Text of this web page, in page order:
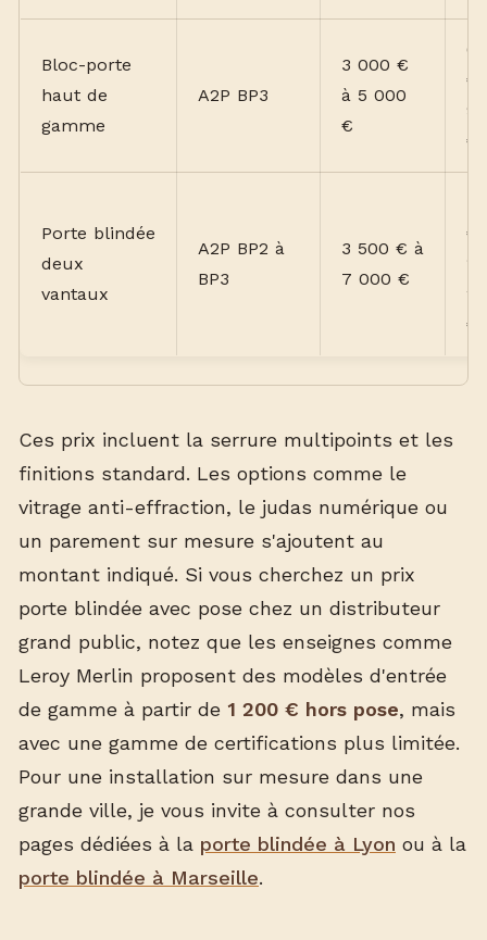
Bloc-porte
haut de
gamme
A2P BP3
3 000 €
à 5 000
€
€
€
Porte blindée
deux
vantaux
A2P BP2 à
BP3
3 500 € à
7 000 €
€
€
Ces prix incluent la serrure multipoints et les
finitions standard. Les options comme le
vitrage anti-effraction, le judas numérique ou
un parement sur mesure s'ajoutent au
montant indiqué. Si vous cherchez un prix
porte blindée avec pose chez un distributeur
grand public, notez que les enseignes comme
Leroy Merlin proposent des modèles d'entrée
de gamme à partir de 1 200 € hors pose, mais
avec une gamme de certifications plus limitée.
Pour une installation sur mesure dans une
grande ville, je vous invite à consulter nos
pages dédiées à la porte blindée à Lyon ou à la
porte blindée à Marseille.